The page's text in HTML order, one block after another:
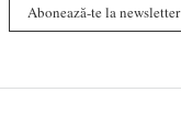
Abonează-te la newsletter